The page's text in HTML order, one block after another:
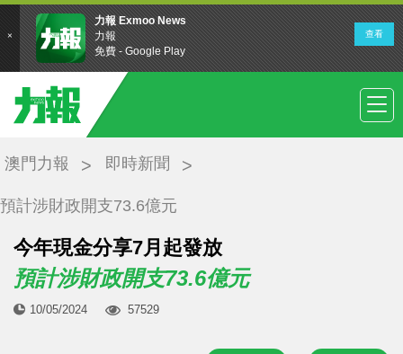
澳門力報 即時新聞
預計涉財政開支73.6億元
今年現金分享7月起發放
預計涉財政開支73.6億元
10/05/2024 57529